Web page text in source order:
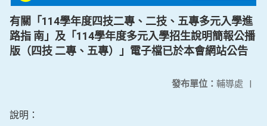
有關「114學年度四技二專、二技、五專多元入學進
路指 南」及「114學年度多元入學招生說明簡報公播
版（四技 二專、五專）」電子檔已於本會網站公告
發布單位： 輔導處 |
說明：